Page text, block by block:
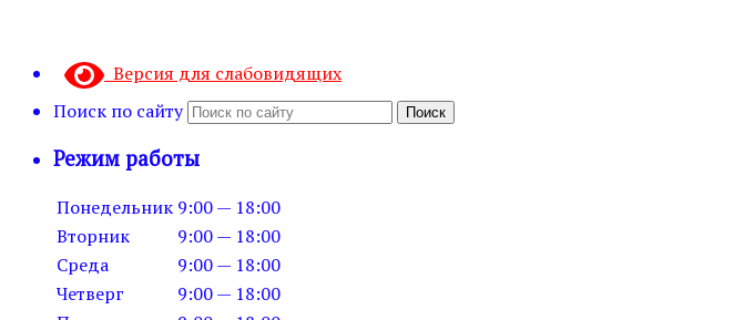
Версия для слабовидящих
Поиск по сайту
Поиск
Режим работы
Понедельник 9:00 — 18:00
Вторник
9:00 — 18:00
Среда
9:00 — 18:00
Четверг
9:00 — 18:00